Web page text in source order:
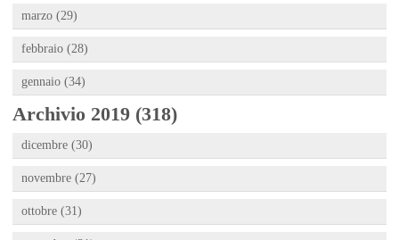
marzo (29)
febbraio (28)
gennaio (34)
Archivio 2019 (318)
dicembre (30)
novembre (27)
ottobre (31)